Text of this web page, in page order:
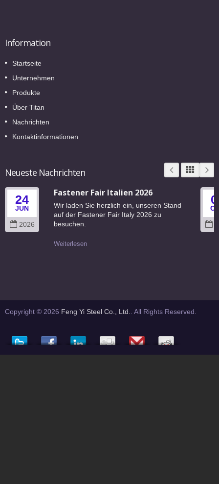
Information
Startseite
Unternehmen
Produkte
Über Titan
Nachrichten
Kontaktinformationen
Neueste Nachrichten
24
JUN
2026
Fastener Fair Italien 2026
Wir laden Sie herzlich ein, unseren Stand
auf der Fastener Fair Italy 2026 zu
besuchen.
Weiterlesen
Copyright © 2026 Feng Yi Steel Co., Ltd.. All Rights Reserved.